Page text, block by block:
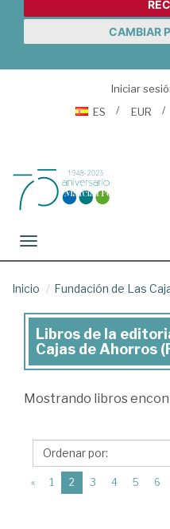
CAMBIAR
Iniciar
ES
EUR
Toggle navigation
Inicio Fundación de Las
Libros
de
la
Fundación
de
Las
Libros de la
Cajas de Ahorros
Mostrando libros
« 1 2 (current)
3 4 5 6